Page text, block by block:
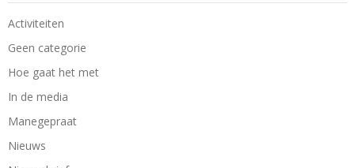
Activiteiten
Geen categorie
Hoe gaat het met
In de media
Manegepraat
Nieuws